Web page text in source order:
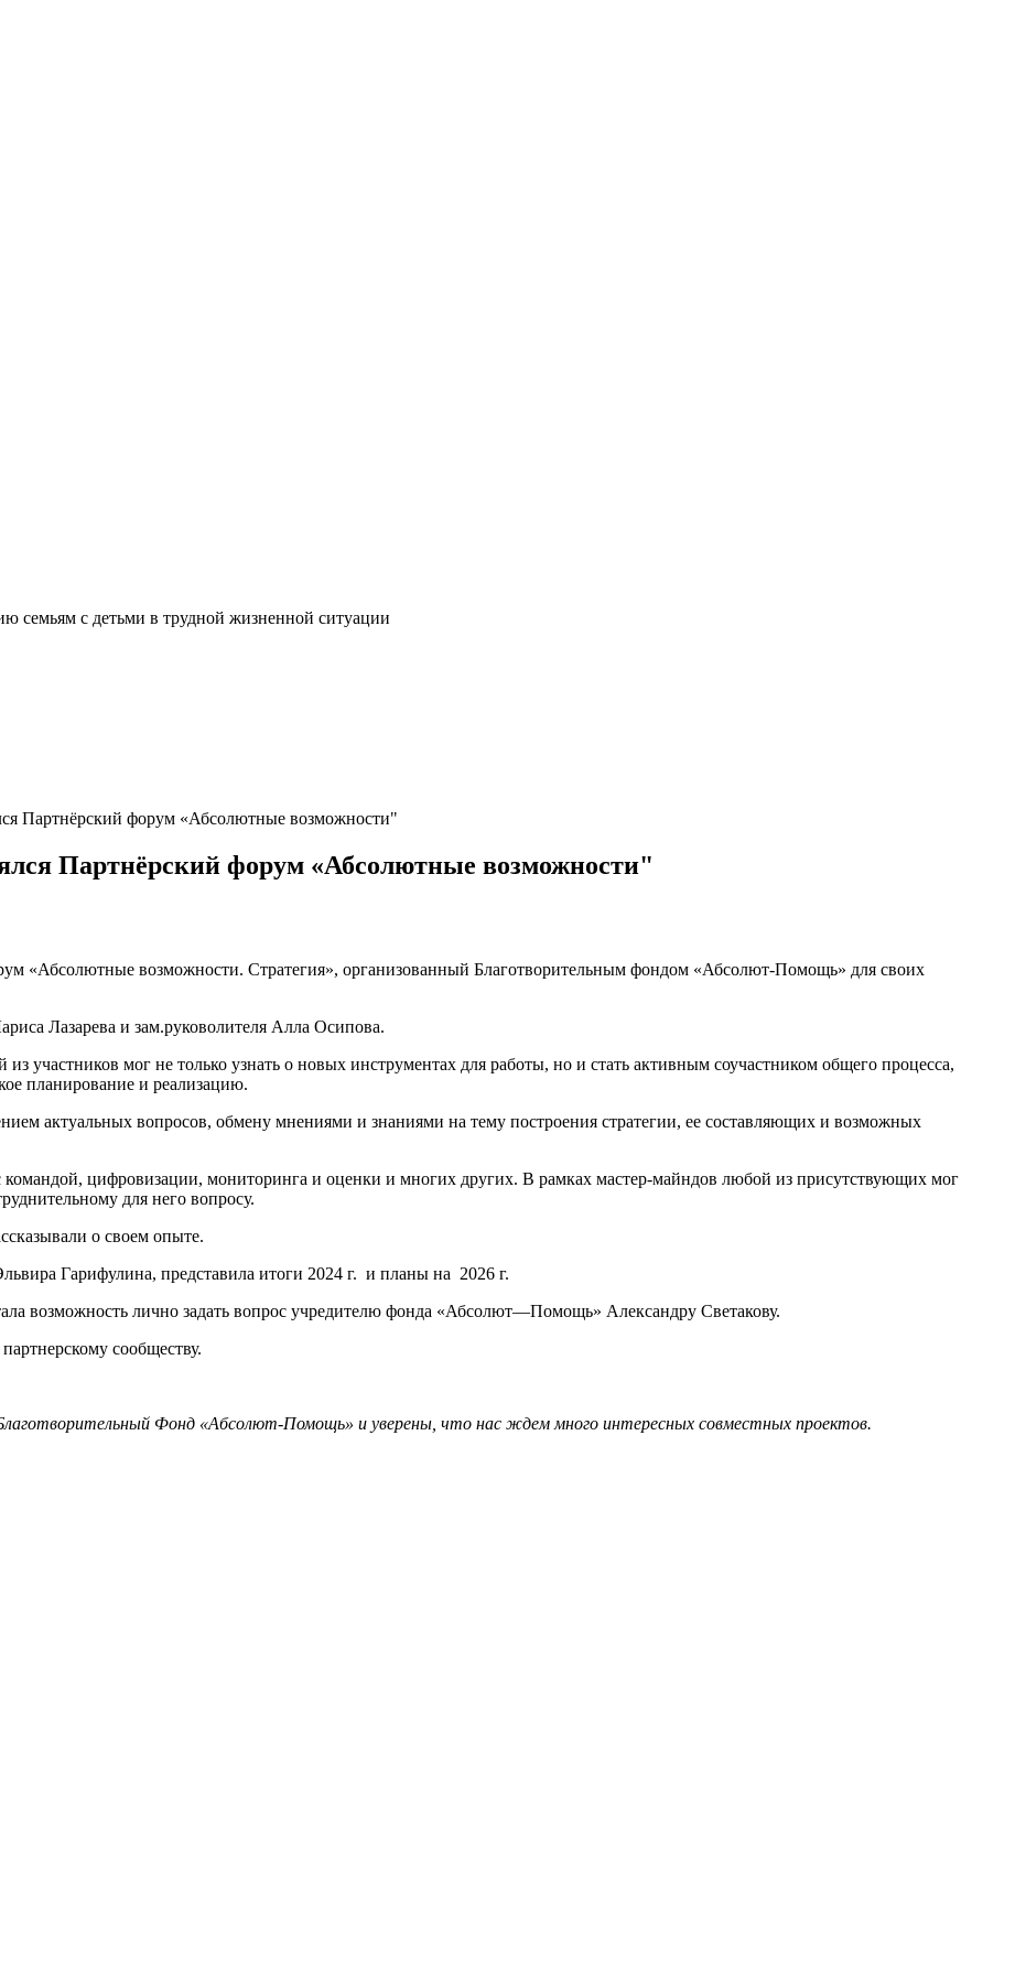
семьям с детьми в трудной жизненной ситуации
Партнёрский форум «Абсолютные возможности"
Партнёрский форум «Абсолютные возможности"
«Абсолютные возможности. Стратегия», организованный Благотворительным фондом «Абсолют-Помощь» для своих
Лазарева и зам.руковолителя Алла Осипова.
участников мог не только узнать о новых инструментах для работы, но и стать активным соучастником общего процесса,
планирование и реализацию.
актуальных вопросов, обмену мнениями и знаниями на тему построения стратегии, ее составляющих и возможных
цифровизации, мониторинга и оценки и многих других. В рамках мастер-майндов любой из присутствующих мог
для него вопросу.
о своем опыте.
Гарифулина, представила итоги 2024 г. и планы на 2026 г.
возможность лично задать вопрос учредителю фонда «Абсолют—Помощь» Александру Светакову.
сообществу.
Фонд «Абсолют-Помощь» и уверены, что нас ждем много интересных совместных проектов.